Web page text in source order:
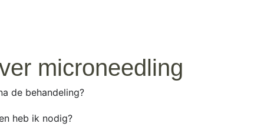
microneedling
de behandeling?
heb ik nodig?